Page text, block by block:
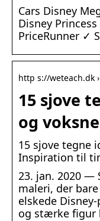
Cars Disney
Disney
PriceRunner ✓
http s://weteach.dk
15 sjove
og
15 sjove tegne
Inspiration til
23. jan. 2020 —
maleri, der
elskede
og stærke figur